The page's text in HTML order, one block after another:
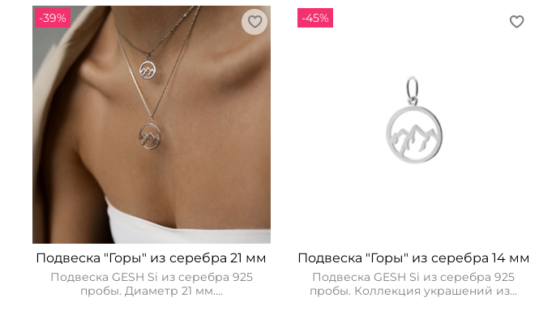
-39%
Подвеска "Горы" из серебра 21 мм
Подвеска GESH Si из серебра 925
пробы. Диаметр 21 мм....
-45%
Подвеска "Горы" из серебра 14 мм
Подвеска GESH Si из серебра 925
пробы. Коллекция украшений из...